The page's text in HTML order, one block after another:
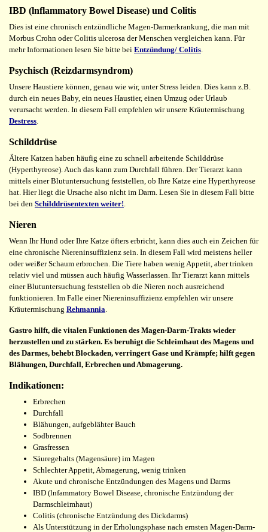
IBD (lnflammatory Bowel Disease) und Colitis
Dies ist eine chronisch entzündliche Magen-Darmerkrankung, die man mit
Morbus Crohn oder Colitis ulcerosa der Menschen vergleichen kann. Für
mehr Informationen lesen Sie bitte bei Entzündung/ Colitis.
Psychisch (Reizdarmsyndrom)
Unsere Haustiere können, genau wie wir, unter Stress leiden. Dies kann z.B.
durch ein neues Baby, ein neues Haustier, einen Umzug oder Urlaub
verursacht werden. In diesem Fall empfehlen wir unsere Kräutermischung
Destress.
Schilddrüse
Ältere Katzen haben häufig eine zu schnell arbeitende Schilddrüse
(Hyperthyreose). Auch das kann zum Durchfall führen. Der Tierarzt kann
mittels einer Blutuntersuchung feststellen, ob Ihre Katze eine Hyperthyreose
hat. Hier liegt die Ursache also nicht im Darm. Lesen Sie in diesem Fall bitte
bei den Schilddrüsentexten weiter!.
Nieren
Wenn Ihr Hund oder Ihre Katze öfters erbricht, kann dies auch ein Zeichen für
eine chronische Niereninsuffizienz sein. In diesem Fall wird meistens heller
oder weißer Schaum erbrochen. Die Tiere haben wenig Appetit, aber trinken
relativ viel und müssen auch häufig Wasserlassen. Ihr Tierarzt kann mittels
einer Blutuntersuchung feststellen ob die Nieren noch ausreichend
funktionieren. Im Falle einer Niereninsuffizienz empfehlen wir unsere
Kräutermischung Rehmannia.
Gastro hilft, die vitalen Funktionen des Magen-Darm-Trakts wieder
herzustellen und zu stärken. Es beruhigt die Schleimhaut des Magens und
des Darmes, behebt Blockaden, verringert Gase und Krämpfe; hilft gegen
Blähungen, Durchfall, Erbrechen und Abmagerung.
Indikationen:
Erbrechen
Durchfall
Blähungen, aufgeblähter Bauch
Sodbrennen
Grasfressen
Säuregehalts (Magensäure) im Magen
Schlechter Appetit, Abmagerung, wenig trinken
Akute und chronische Entzündungen des Magens und Darms
IBD (lnfammatory Bowel Disease, chronische Entzündung der
Darmschleimhaut)
Colitis (chronische Entzündung des Dickdarms)
Als Unterstützung in der Erholungsphase nach ernsten Magen-Darm-